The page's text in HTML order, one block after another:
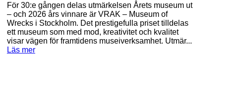
För 30:e gången delas utmärkelsen Årets museum ut
– och 2026 års vinnare är VRAK – Museum of
Wrecks i Stockholm. Det prestigefulla priset tilldelas
ett museum som med mod, kreativitet och kvalitet
visar vägen för framtidens museiverksamhet. Utmär...
Läs mer